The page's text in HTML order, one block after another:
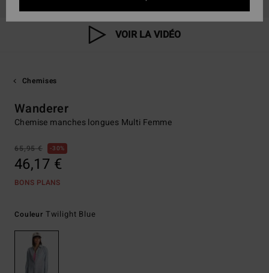
VOIR LA VIDÉO
Chemises
Wanderer
Chemise manches longues Multi Femme
65,95 € 30%
46,17 €
BONS PLANS
Couleur Twilight Blue